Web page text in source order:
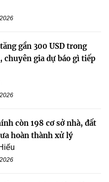
gần 300 USD trong
chuyên gia dự báo gì tiếp
còn 198 cơ sở nhà, đất
hoàn thành xử lý